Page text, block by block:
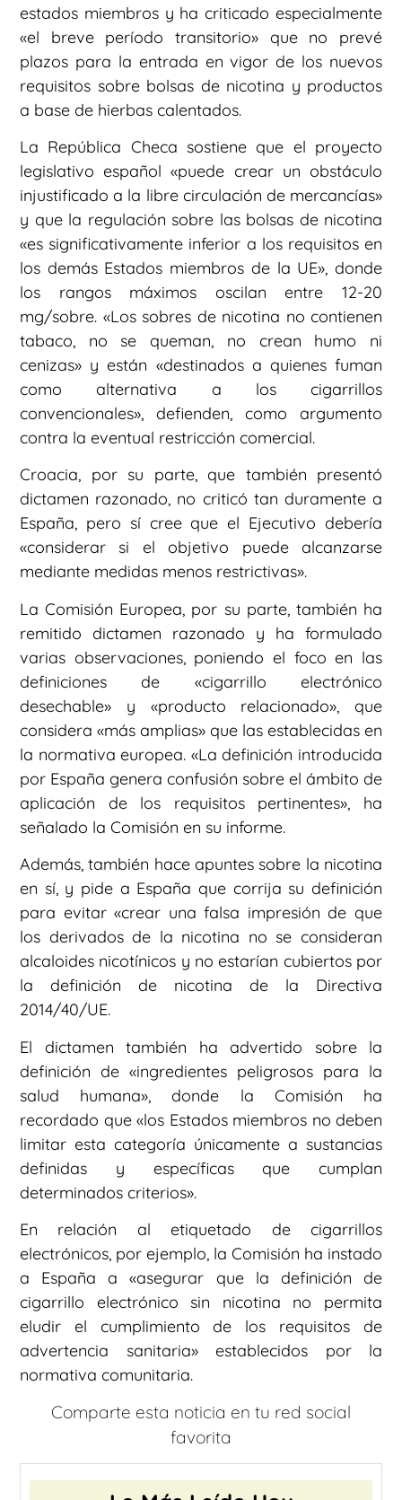
estados miembros y ha criticado especialmente
«el breve período transitorio» que no prevé
plazos para la entrada en vigor de los nuevos
requisitos sobre bolsas de nicotina y productos
a base de hierbas calentados.
La República Checa sostiene que el proyecto
legislativo español «puede crear un obstáculo
injustificado a la libre circulación de mercancías»
y que la regulación sobre las bolsas de nicotina
«es significativamente inferior a los requisitos en
los demás Estados miembros de la UE», donde
los rangos máximos oscilan entre 12-20
mg/sobre. «Los sobres de nicotina no contienen
tabaco, no se queman, no crean humo ni
cenizas» y están «destinados a quienes fuman
como alternativa a los cigarrillos
convencionales», defienden, como argumento
contra la eventual restricción comercial.
Croacia, por su parte, que también presentó
dictamen razonado, no criticó tan duramente a
España, pero sí cree que el Ejecutivo debería
«considerar si el objetivo puede alcanzarse
mediante medidas menos restrictivas».
La Comisión Europea, por su parte, también ha
remitido dictamen razonado y ha formulado
varias observaciones, poniendo el foco en las
definiciones de «cigarrillo electrónico
desechable» y «producto relacionado», que
considera «más amplias» que las establecidas en
la normativa europea. «La definición introducida
por España genera confusión sobre el ámbito de
aplicación de los requisitos pertinentes», ha
señalado la Comisión en su informe.
Además, también hace apuntes sobre la nicotina
en sí, y pide a España que corrija su definición
para evitar «crear una falsa impresión de que
los derivados de la nicotina no se consideran
alcaloides nicotínicos y no estarían cubiertos por
la definición de nicotina de la Directiva
2014/40/UE.
El dictamen también ha advertido sobre la
definición de «ingredientes peligrosos para la
salud humana», donde la Comisión ha
recordado que «los Estados miembros no deben
limitar esta categoría únicamente a sustancias
definidas y específicas que cumplan
determinados criterios».
En relación al etiquetado de cigarrillos
electrónicos, por ejemplo, la Comisión ha instado
a España a «asegurar que la definición de
cigarrillo electrónico sin nicotina no permita
eludir el cumplimiento de los requisitos de
advertencia sanitaria» establecidos por la
normativa comunitaria.
Comparte esta noticia en tu red social
favorita